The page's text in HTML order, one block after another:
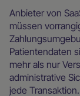
Anbieter von
müssen
Patientendaten
mehr als nur
administrative
jede